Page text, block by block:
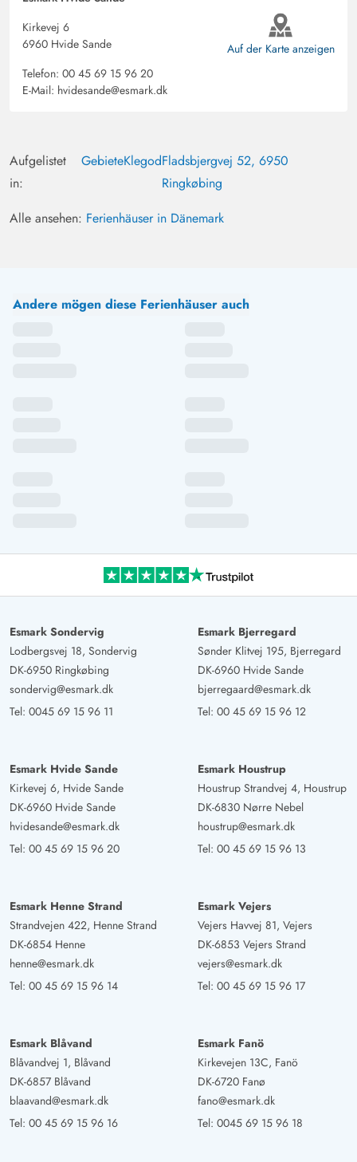
Kirkevej 6
6960 Hvide Sande
Telefon: 00 45 69 15 96 20
E-Mail: hvidesande@esmark.dk
Auf der Karte anzeigen
Aufgelistet
in:
GebieteKlegodFladsbjergvej 52, 6950
Ringkøbing
Alle ansehen: Ferienhäuser in Dänemark
Andere mögen diese Ferienhäuser auch
Esmark Sondervig
Lodbergsvej 18, Sondervig
DK-6950 Ringkøbing
sondervig@esmark.dk
Tel: 0045 69 15 96 11
Esmark Bjerregard
Sønder Klitvej 195, Bjerregard
DK-6960 Hvide Sande
bjerregaard@esmark.dk
Tel: 00 45 69 15 96 12
Esmark Hvide Sande
Kirkevej 6, Hvide Sande
DK-6960 Hvide Sande
hvidesande@esmark.dk
Tel: 00 45 69 15 96 20
Esmark Houstrup
Houstrup Strandvej 4, Houstrup
DK-6830 Nørre Nebel
houstrup@esmark.dk
Tel: 00 45 69 15 96 13
Esmark Henne Strand
Strandvejen 422, Henne Strand
DK-6854 Henne
henne@esmark.dk
Tel: 00 45 69 15 96 14
Esmark Vejers
Vejers Havvej 81, Vejers
DK-6853 Vejers Strand
vejers@esmark.dk
Tel: 00 45 69 15 96 17
Esmark Blåvand
Blåvandvej 1, Blåvand
DK-6857 Blåvand
blaavand@esmark.dk
Tel: 00 45 69 15 96 16
Esmark Fanö
Kirkevejen 13C, Fanö
DK-6720 Fanø
fano@esmark.dk
Tel: 0045 69 15 96 18